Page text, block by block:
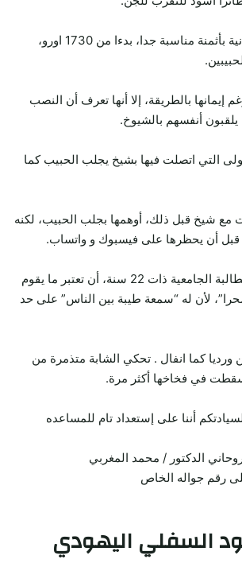
نحن نعد طلاسم روحانية بأثمنة مناسبة جدا، بدءا من 1730 اورو،
إيمانها بالطريقة، إلا أنها تعرف أن النصب
أنفسهم بالشيوخ.
التي اتصلت فيها بشيخ يجلب الحبيب كما
شيخ قبل ذلك، أوهمها بجلب الحبيب، لكنه
قبل أن يحظرها على فيسبوك و واتساب.
ترفض انفال ، وهي الطالبة الجامعية ذات 22 سنة، أن تعتبر ما يقوم
لأن له “سمعة طيبة بين الناس” على حد
كما انفال . تحكي الشابة متذمرة من
في فخاخها أكثر مرة.
أننا على إستعداد تام للمساعده
الدكتور / محمد المغربي
رقم جواله الخاص
السفلي اليهودي